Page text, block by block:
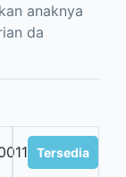
anaknya
da
Tersedia